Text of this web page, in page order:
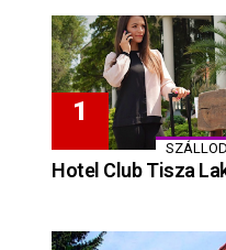
Hotel Club Tisza